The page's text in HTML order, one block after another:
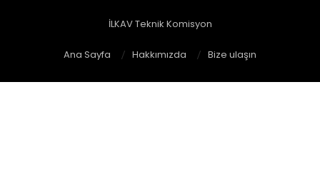
İLKAV Teknik Komisyon
Ana Sayfa Hakkımızda Bize ulaşın